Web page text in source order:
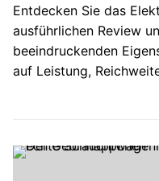
Entdecken Sie das
ausführlichen Review
beeindruckenden
auf Leistung,